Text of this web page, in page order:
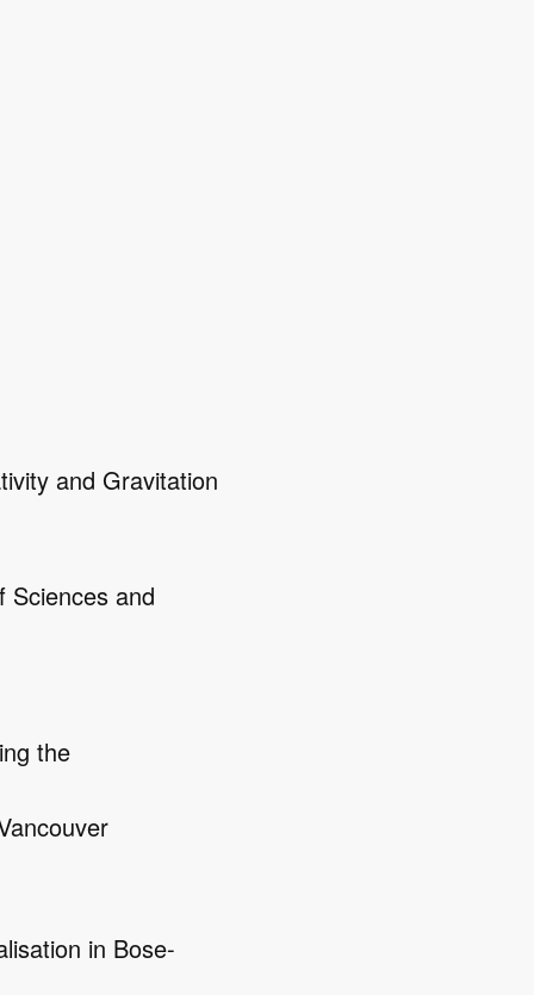
and Gravitation
Sciences and
the
in Bose-